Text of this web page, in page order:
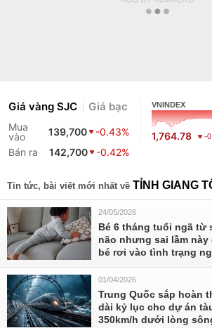
Giá vàng SJC Giá bạc
Mua
vào
139,700
-0.43%
Bán ra
142,700 -0.42%
VNINDEX
1,764.78 -
Tin tức, bài viết mới nhất về TỈNH GIANG
24/05/2026
Bé 6 tháng tuổi ngã từ
não nhưng sai lầm
bé rơi vào tình trạng
01/04/2026
Trung Quốc sắp hoàn
dài kỷ lục cho dự án
350km/h dưới lòng